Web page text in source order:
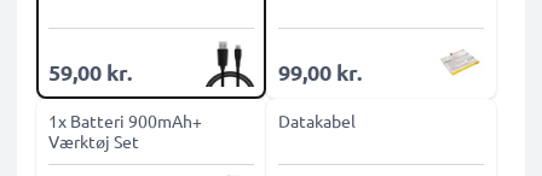
59,00 kr. 99,00 kr.
1x Batteri 900mAh+
Værktøj Set
Datakabel